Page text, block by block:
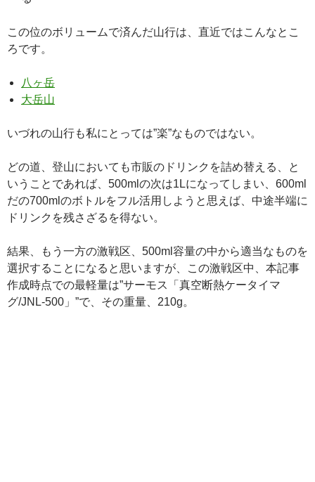
この位のボリュームで済んだ山行は、直近ではこんなとこ
ろです。
八ヶ岳
大岳山
いづれの山行も私にとっては”楽”なものではない。
どの道、登山においても市販のドリンクを詰め替える、と
いうことであれば、500mlの次は1Lになってしまい、600ml
だの700mlのボトルをフル活用しようと思えば、中途半端に
ドリンクを残さざるを得ない。
結果、もう一方の激戦区、500ml容量の中から適当なものを
選択することになると思いますが、この激戦区中、本記事
作成時点での最軽量は”サーモス「真空断熱ケータイマ
グ/JNL-500」”で、その重量、210g。